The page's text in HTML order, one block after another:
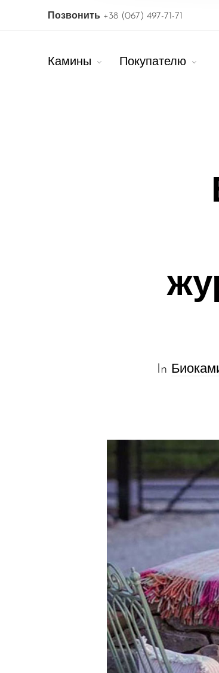
Позвонить +38 (067) 497-71-71
Камины Покупателю
In